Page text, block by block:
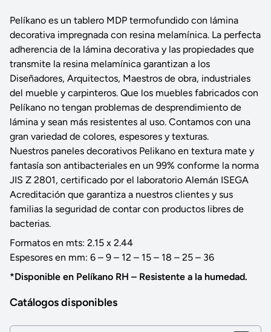
Pelíkano es un tablero MDP termofundido con lámina
decorativa impregnada con resina melamínica. La perfecta
adherencia de la lámina decorativa y las propiedades que
transmite la resina melamínica garantizan a los
Diseñadores, Arquitectos, Maestros de obra, industriales
del mueble y carpinteros. Que los muebles fabricados con
Pelíkano no tengan problemas de desprendimiento de
lámina y sean más resistentes al uso. Contamos con una
gran variedad de colores, espesores y texturas.
Nuestros paneles decorativos Pelikano en textura mate y
fantasía son antibacteriales en un 99% conforme la norma
JIS Z 2801, certificado por el laboratorio Alemán ISEGA
Acreditación que garantiza a nuestros clientes y sus
familias la seguridad de contar con productos libres de
bacterias.
Formatos en mts: 2.15 x 2.44
Espesores en mm: 6 – 9 – 12 – 15 – 18 – 25 – 36
*Disponible en Pelíkano RH – Resistente a la humedad.
Catálogos disponibles